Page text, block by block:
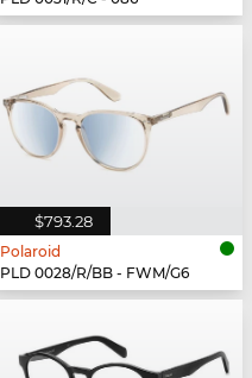
$793.28
Polaroid
PLD 0028/R/BB - FWM/G6